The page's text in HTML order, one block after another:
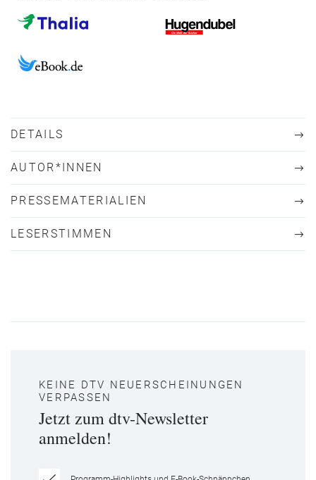
DETAILS
AUTOR*INNEN
PRESSEMATERIALIEN
LESERSTIMMEN
KEINE DTV NEUERSCHEINUNGEN
VERPASSEN
Jetzt zum dtv-Newsletter
anmelden!